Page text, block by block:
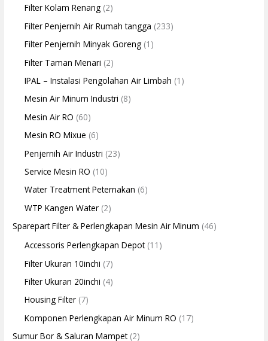
Filter Kolam Renang (2)
Filter Penjernih Air Rumah tangga (233)
Filter Penjernih Minyak Goreng (1)
Filter Taman Menari (2)
IPAL – Instalasi Pengolahan Air Limbah (1)
Mesin Air Minum Industri (8)
Mesin Air RO (60)
Mesin RO Mixue (6)
Penjernih Air Industri (23)
Service Mesin RO (10)
Water Treatment Peternakan (6)
WTP Kangen Water (2)
Sparepart Filter & Perlengkapan Mesin Air Minum (46)
Accessoris Perlengkapan Depot(11)
Filter Ukuran 10inchi (7)
Filter Ukuran 20inchi (4)
Housing Filter (7)
Komponen Perlengkapan Air Minum RO (17)
Sumur Bor & Saluran Mampet(2)